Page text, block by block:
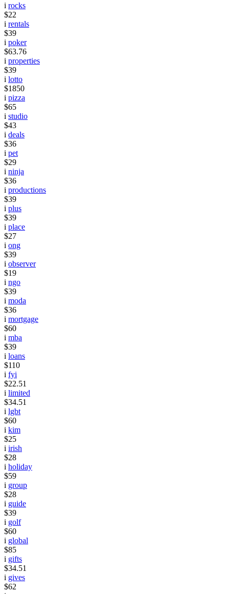
i rocks
$22
i rentals
$39
i poker
$63.76
i properties
$39
i lotto
$1850
i pizza
$65
i studio
$43
i deals
$36
i pet
$29
i ninja
$36
i productions
$39
i plus
$39
i place
$27
i ong
$39
i observer
$19
i ngo
$39
i moda
$36
i mortgage
$60
i mba
$39
i loans
$110
i fyi
$22.51
i limited
$34.51
i lgbt
$60
i kim
$25
i irish
$28
i holiday
$59
i group
$28
i guide
$39
i golf
$60
i global
$85
i gifts
$34.51
i gives
$62